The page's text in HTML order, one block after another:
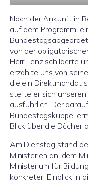
Nach der Ankunft in
auf dem Programm:
von der
Herr Lenz schilderte
erzählte uns von
die ein Direktmandat
stellte er sich
ausführlich. Der
Bundestagskuppel
Blick über die Dächer
Am Dienstag stand
Ministerien an: dem
Ministerium für
konkreten Einblick in